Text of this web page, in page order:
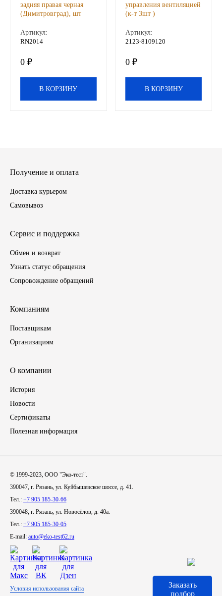
Специальные жидкости
ГАЗПРОМ
РОСНЕФТЬ
ВАЗ
ГАЗ
ПАЗ, КАВЗ
Иномарки
КРАЗ
МТЗ
Спецтехника
УАЗ
УРАЛ
Фильтры
задняя правая черная
(Димитровград), шт
Артикул:
RN2014
0 ₽
В КОРЗИНУ
управления вентиляцией
(к-т 3шт )
Артикул:
2123-8109120
0 ₽
В КОРЗИНУ
Получение и оплата
Доставка курьером
Самовывоз
Сервис и поддержка
Обмен и возврат
Узнать статус обращения
Сопровождение обращений
Компаниям
Поставщикам
Организациям
О компании
История
Новости
Сертификаты
Полезная информация
© 1999-2023, ООО "Эко-тест".
390047, г. Рязань, ул. Куйбышевское шоссе, д. 41.
Тел.: +7 905 185-30-66
390048, г. Рязань, ул. Новосёлов, д. 40а.
Тел.: +7 905 185-30-05
E-mail: auto@eko-test62.ru
Условия использования сайта
Заказать
подбор